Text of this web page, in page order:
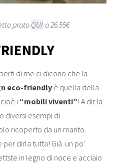
prato QUI a 26.55€
di me ci dicono che la
eco-friendlyè quella della
i “mobili viventi”! A dir la
diversi esempi di
ricoperto da un manto
dirla tutta! Già un po’
in legno di noce e acciaio